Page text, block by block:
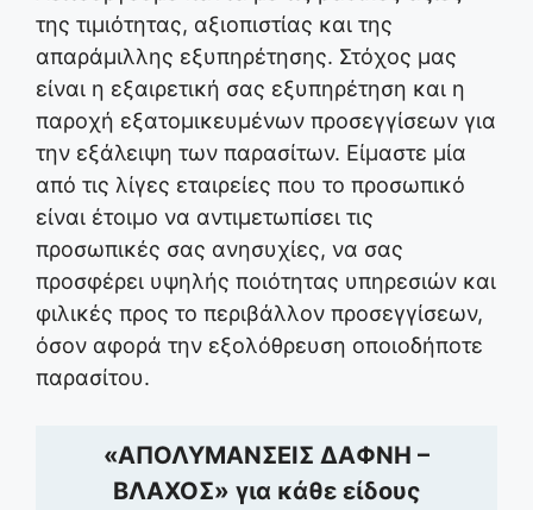
της τιμιότητας, αξιοπιστίας και της
απαράμιλλης εξυπηρέτησης. Στόχος μας
είναι η εξαιρετική σας εξυπηρέτηση και η
παροχή εξατομικευμένων προσεγγίσεων για
την εξάλειψη των παρασίτων. Είμαστε μία
από τις λίγες εταιρείες που το προσωπικό
είναι έτοιμο να αντιμετωπίσει τις
προσωπικές σας ανησυχίες, να σας
προσφέρει υψηλής ποιότητας υπηρεσιών και
φιλικές προς το περιβάλλον προσεγγίσεων,
όσον αφορά την εξολόθρευση οποιοδήποτε
παρασίτου.
«ΑΠΟΛΥΜΑΝΣΕΙΣ ΔΑΦΝΗ –
ΒΛΑΧΟΣ» για κάθε είδους